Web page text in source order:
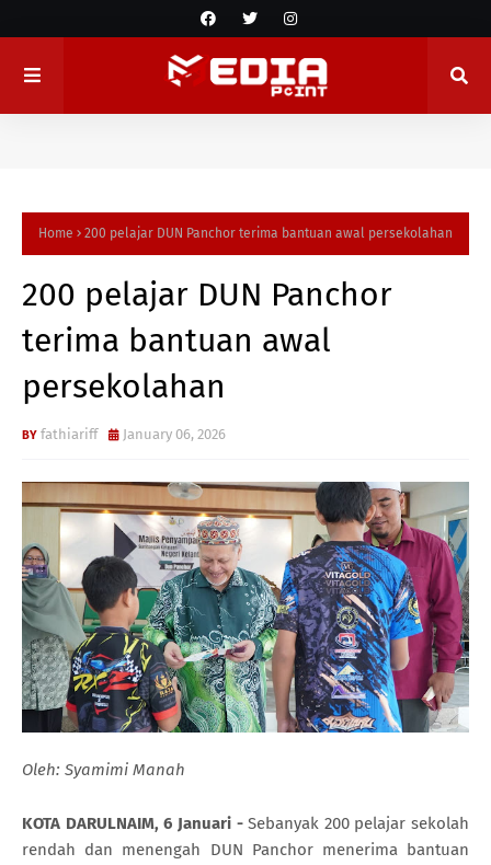
Home 200 pelajar DUN Panchor terima bantuan awal persekolahan
200 pelajar DUN Panchor
terima bantuan awal
persekolahan
fathiariff January 06, 2026
Oleh: Syamimi Manah
KOTA DARULNAIM, 6 Januari -Sebanyak 200 pelajar sekolah
rendah dan menengah DUN Panchor menerima bantuan